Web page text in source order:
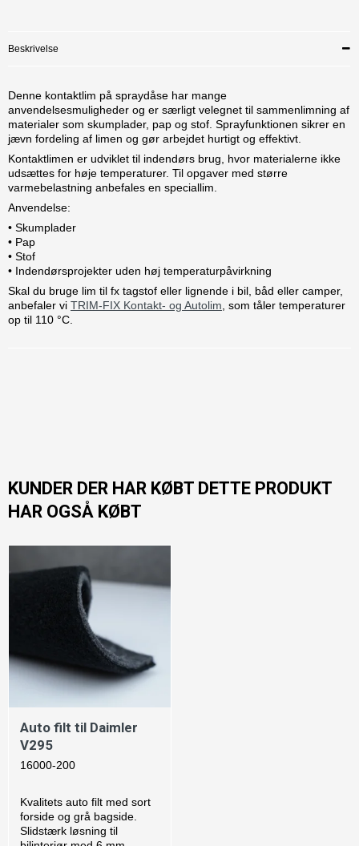
Beskrivelse
Denne kontaktlim på spraydåse har mange
anvendelsesmuligheder og er særligt velegnet til sammenlimning af
materialer som skumplader, pap og stof. Sprayfunktionen sikrer en
jævn fordeling af limen og gør arbejdet hurtigt og effektivt.
Kontaktlimen er udviklet til indendørs brug, hvor materialerne ikke
udsættes for høje temperaturer. Til opgaver med større
varmebelastning anbefales en speciallim.
Anvendelse:
• Skumplader
• Pap
• Stof
• Indendørsprojekter uden høj temperaturpåvirkning
Skal du bruge lim til fx tagstof eller lignende i bil, båd eller camper,
anbefaler vi TRIM-FIX Kontakt- og Autolim , som tåler temperaturer
op til 110 °C.
KUNDER DER HAR KØBT DETTE PRODUKT
HAR OGSÅ KØBT
Auto filt til Daimler
V295
16000-200
Kvalitets auto filt med sort
forside og grå bagside.
Slidstærk løsning til